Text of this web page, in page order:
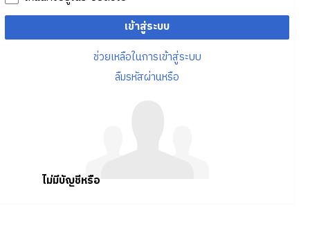
เข้าสู่ระบบ
ช่วยเหลือในการเข้าสู่ระบบ
ลืมรหัสผ่านหรือ
ไม่มีบัญชีหรือ